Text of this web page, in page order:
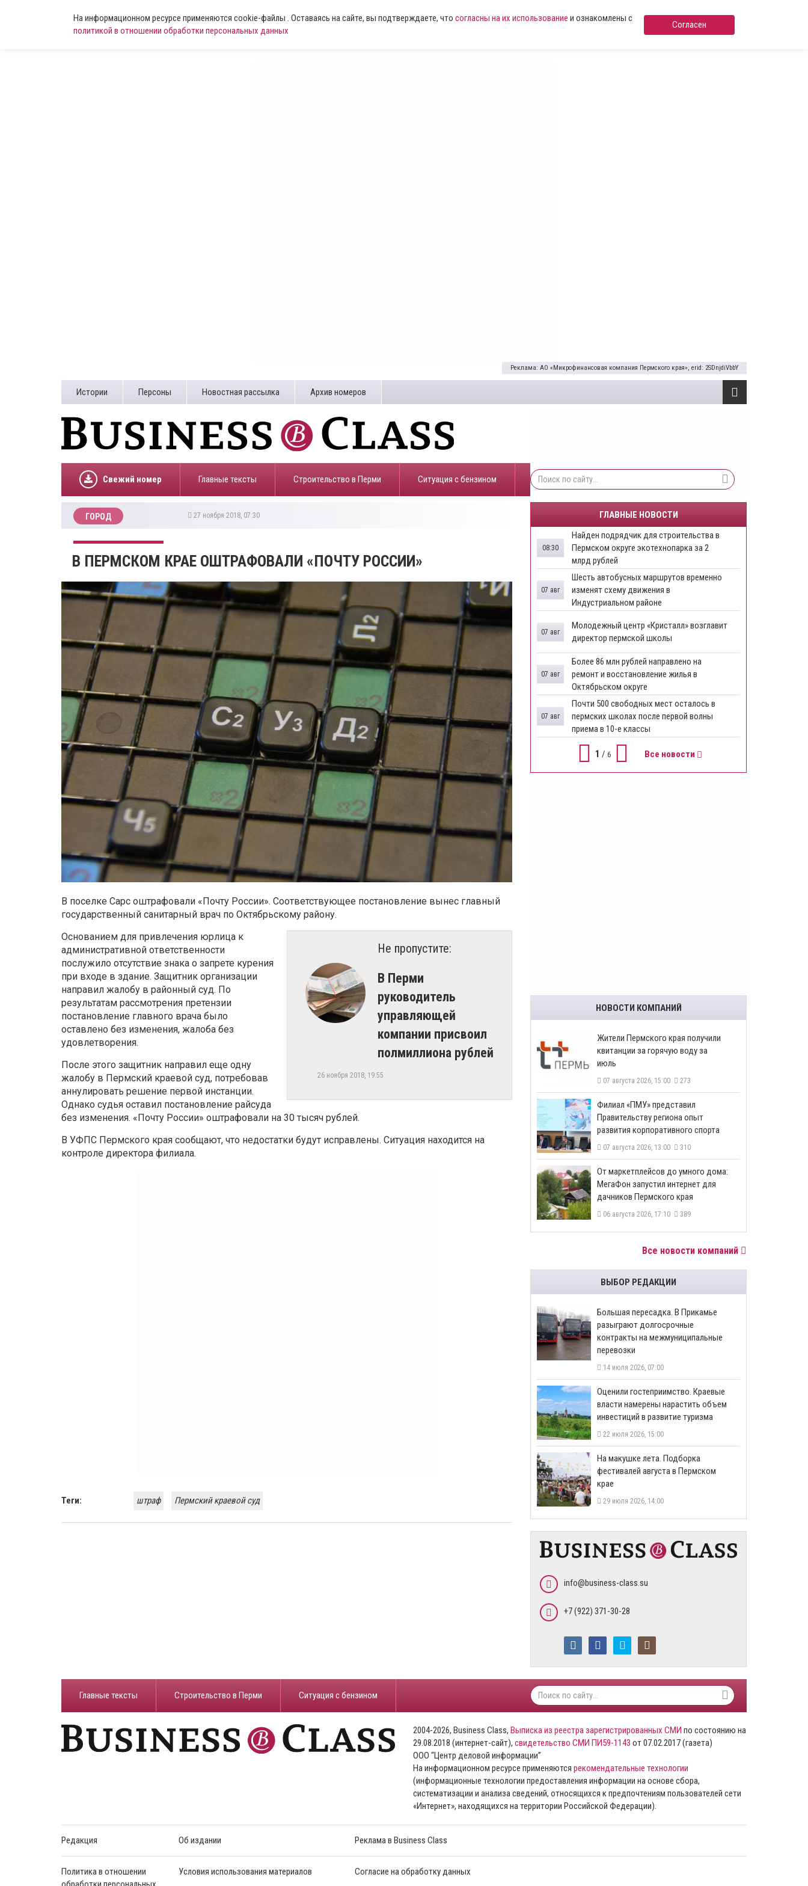
На информационном ресурсе применяются cookie-файлы . Оставаясь на сайте, вы подтверждаете, что согласны на их использование и ознакомлены с
политикой в отношении обработки персональных данных
Согласен
Реклама: АО «Микрофинансовая компания Пермского края», erid: 2SDnjdiVbbY
Истории Персоны Новостная рассылка Архив номеров
Свежий номер Главные тексты Строительство в Перми ​Ситуация с бензином
ГОРОД 27 ноября 2018, 07:30
​В ПЕРМСКОМ КРАЕ ОШТРАФОВАЛИ «ПОЧТУ РОССИИ»
В поселке Сарс оштрафовали «Почту России». Соответствующее постановление вынес главный
государственный санитарный врач по Октябрьскому району.
Не пропустите:
​В Перми
руководитель
управляющей
компании присвоил
полмиллиона рублей
26 ноября 2018, 19:55
Основанием для привлечения юрлица к
административной ответственности
послужило отсутствие знака о запрете курения
при входе в здание. Защитник организации
направил жалобу в районный суд. По
результатам рассмотрения претензии
постановление главного врача было
оставлено без изменения, жалоба без
удовлетворения.
После этого защитник направил еще одну
жалобу в Пермский краевой суд, потребовав
аннулировать решение первой инстанции.
Однако судья оставил постановление райсуда
без изменения. «Почту России» оштрафовали на 30 тысяч рублей.
В УФПС Пермского края сообщают, что недостатки будут исправлены. Ситуация находится на
контроле директора филиала.
Теги: штраф Пермский краевой суд
ГЛАВНЫЕ НОВОСТИ
Найден подрядчик для строительства в
Пермском округе экотехнопарка за 2
млрд рублей
08:30
Шесть автобусных маршрутов временно
изменят схему движения в
Индустриальном районе
07 авг
Молодежный центр «Кристалл» возглавит
директор пермской школы
07 авг
Более 86 млн рублей направлено на
ремонт и восстановление жилья в
Октябрьском округе
07 авг
Почти 500 свободных мест осталось в
пермских школах после первой волны
приема в 10-е классы
07 авг
1 / 6 Все новости
НОВОСТИ КОМПАНИЙ
​Жители Пермского края получили
квитанции за горячую воду за
июль
07 августа 2026, 15:00 273
​Филиал «ПМУ» представил
Правительству региона опыт
развития корпоративного спорта
07 августа 2026, 13:00 310
От маркетплейсов до умного дома:
МегаФон запустил интернет для
дачников Пермского края
06 августа 2026, 17:10 389
Все новости компаний
ВЫБОР РЕДАКЦИИ
Большая пересадка. В Прикамье
разыграют долгосрочные
контракты на межмуниципальные
перевозки
14 июля 2026, 07:00
Оценили гостеприимство. Краевые
власти намерены нарастить объем
инвестиций в развитие туризма
22 июля 2026, 15:00
На макушке лета. Подборка
фестивалей августа в Пермском
крае
29 июля 2026, 14:00
info@business-class.su
+7 (922) 371-30-28
Главные тексты Строительство в Перми ​Ситуация с бензином
2004-2026, Business Class, Выписка из реестра зарегистрированных СМИ по состоянию на
29.08.2018 (интернет-сайт), свидетельство СМИ ПИ59-1143 от 07.02.2017 (газета)
ООО “Центр деловой информации”
На информационном ресурсе применяются рекомендательные технологии
(информационные технологии предоставления информации на основе сбора,
систематизации и анализа сведений, относящихся к предпочтениям пользователей сети
«Интернет», находящихся на территории Российской Федерации).
Редакция Об издании Реклама в Business Class
Политика в отношении
Условия использования материалов Согласие на обработку данных